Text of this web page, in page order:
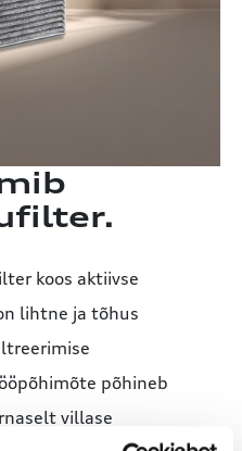
koos aktiivse
lihtne ja tõhus
põhineb
villase